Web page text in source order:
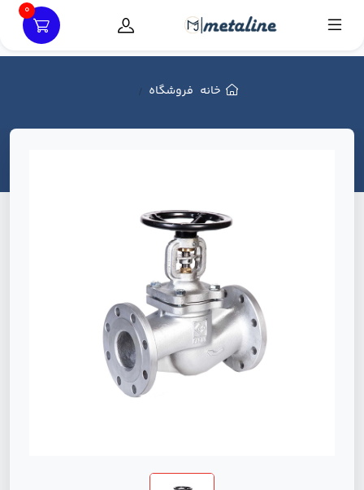
0
خانه فروشگاه